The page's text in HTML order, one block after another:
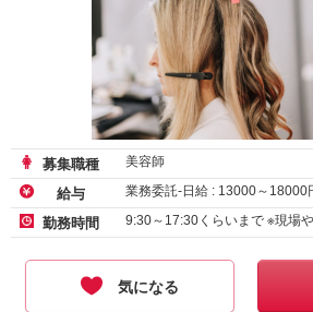
募集職種 美容師
給与 業務委託-日給 : 13000～ 18000
勤務時間 9:30～17:30くらいまで ※現場
気になる